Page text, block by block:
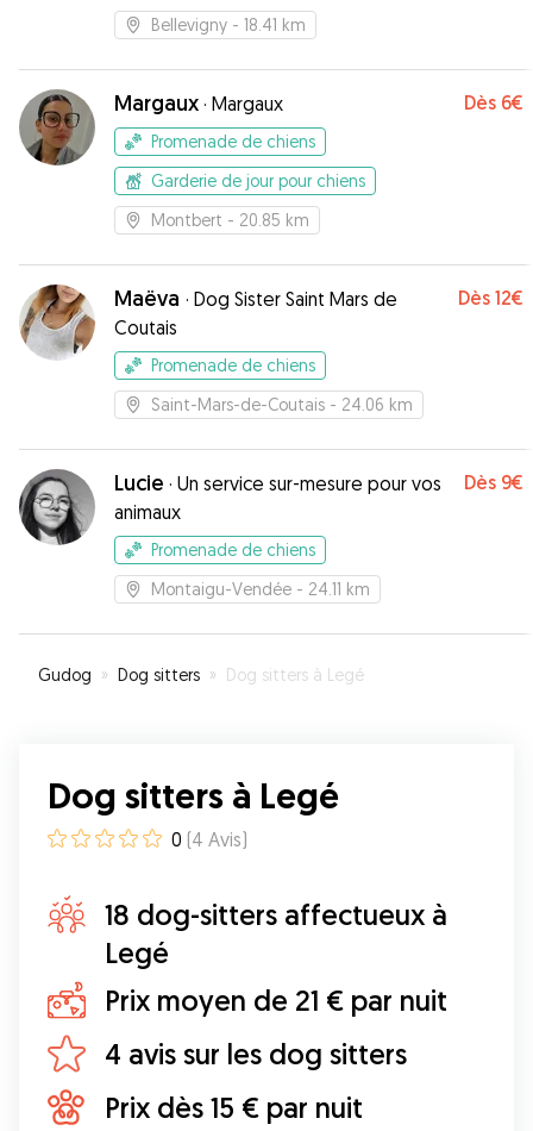
Bellevigny - 18.41 km
Margaux · Margaux Dès 6€
Promenade de chiens
Garderie de jour pour chiens
Montbert - 20.85 km
Maëva · Dog Sister Saint Mars de
Coutais
Dès 12€
Promenade de chiens
Saint-Mars-de-Coutais - 24.06 km
Lucie · Un service sur-mesure pour vos
animaux
Dès 9€
Promenade de chiens
Montaigu-Vendée - 24.11 km
Gudog » Dog sitters » Dog sitters à Legé
Dog sitters à Legé
0 (4 Avis)
18 dog-sitters affectueux à
Legé
Prix moyen de 21 € par nuit
4 avis sur les dog sitters
Prix dès 15 € par nuit